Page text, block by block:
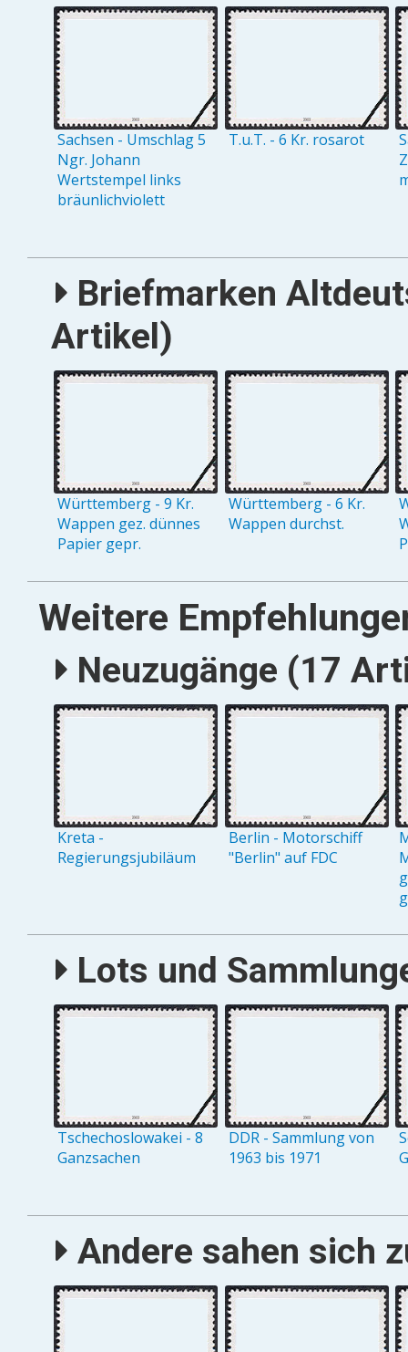
Sachsen - Umschlag 5
Ngr. Johann
Wertstempel links
bräunlichviolett
T.u.T. - 6 Kr. rosarot
Briefmarken
Artikel)
Württemberg - 9 Kr.
Wappen gez. dünnes
Papier gepr.
Württemberg - 6 Kr.
Wappen durchst.
Weitere
Neuzugänge (17
Kreta -
Regierungsjubiläum
Berlin - Motorschiff
"Berlin" auf FDC
Lots und
Tschechoslowakei - 8
Ganzsachen
DDR - Sammlung von
1963 bis 1971
Andere sahen sich